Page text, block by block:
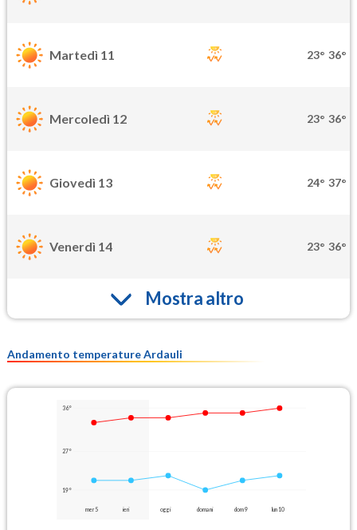
Martedì 11 23° 36°
Mercoledì 12 23° 36°
Giovedì 13 24° 37°
Venerdì 14 23° 36°
Mostra altro
Andamento temperature Ardauli
36°
27°
19°
mer 5 ieri oggi domani dom 9 lun 10